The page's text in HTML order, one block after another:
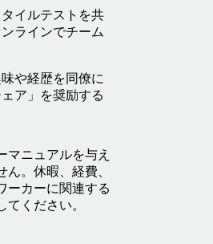
イルテストを共
ラインでチーム
や経歴を同僚に
ア」を奨励する
マニュアルを与え
。休暇、経費、
ーカーに関連する
ください。